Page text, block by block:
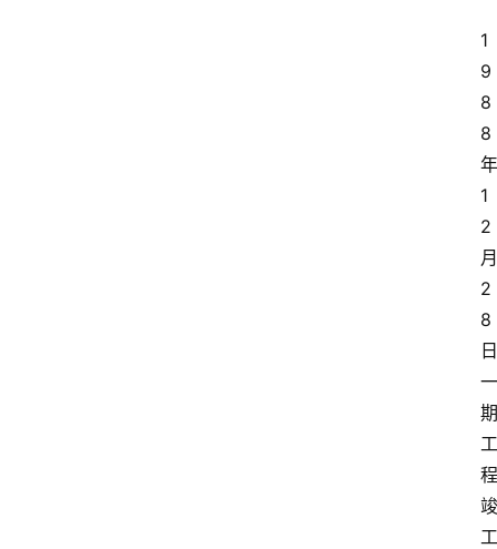
1
9
8
8
年
1
2
月
2
8
日
一
期
工
程
竣
工